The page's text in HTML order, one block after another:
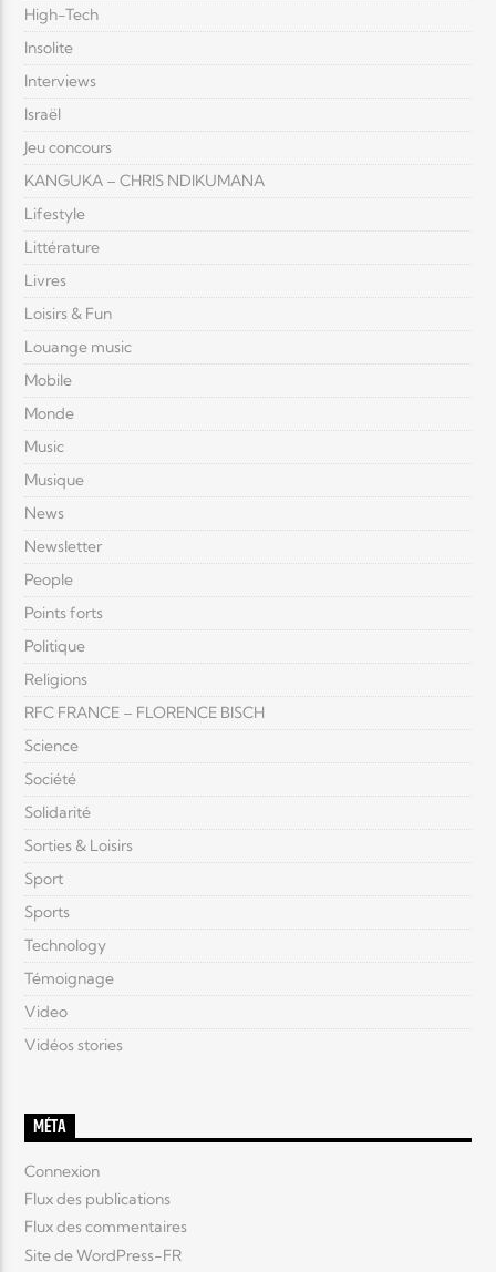
High-Tech
Insolite
Interviews
Israël
Jeu concours
KANGUKA – CHRIS NDIKUMANA
Lifestyle
Littérature
Livres
Loisirs & Fun
Louange music
Mobile
Monde
Music
Musique
News
Newsletter
People
Points forts
Politique
Religions
RFC FRANCE – FLORENCE BISCH
Science
Société
Solidarité
Sorties & Loisirs
Sport
Sports
Technology
Témoignage
Video
Vidéos stories
MÉTA
Connexion
Flux des publications
Flux des commentaires
Site de WordPress-FR